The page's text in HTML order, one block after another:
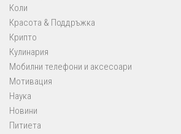
Коли
Красота & Поддръжка
Крипто
Кулинария
Мобилни телефони и аксесоари
Мотивация
Наука
Новини
Питиета